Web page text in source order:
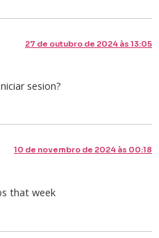
27 de outubro de 2024 às 13:05
sesion?
10 de novembro de 2024 às 00:18
that week